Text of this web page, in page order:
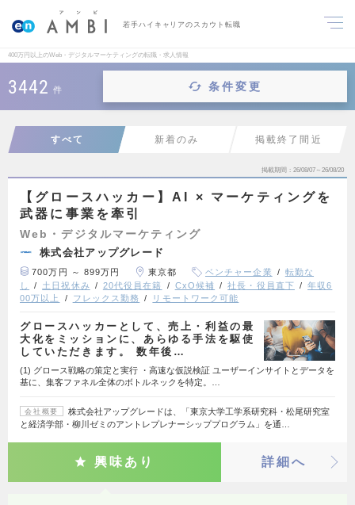
若手ハイキャリアのスカウト転職
400万円以上のWeb・デジタルマーケティングの転職・求人情報
3442 件 条件変更
すべて 新着のみ 掲載終了間近
掲載期間 26/08/07～26/08/20
【グロースハッカー】AI × マーケティングを
武器に事業を牽引
Web・デジタルマーケティング
株式会社アップグレード
700万円 ～ 899万円 東京都 ベンチャー企業
転勤な
し
土日祝休み 20代役員在籍 CxO候補 社長・役員直下
年収6
00万以上
フレックス勤務 リモートワーク可能
グロースハッカーとして、売上・利益の最
大化をミッションに、あらゆる手法を駆使
していただきます。 数年後…
(1) グロース戦略の策定と実行 ・高速な仮説検証 ユーザーインサイトとデータを
基に、集客ファネル全体のボトルネックを特定。…
会社概要
株式会社アップグレードは、「東京大学工学系研究科・松尾研究室
と経済学部・柳川ゼミのアントレプレナーシッププログラム」を通…
興味あり 詳細へ